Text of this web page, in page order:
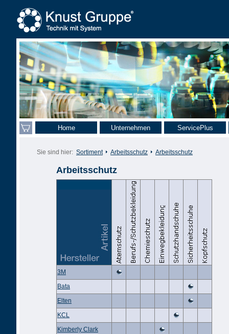
Home Unternehmen ServicePlus
Sie sind hier: Sortiment Arbeitsschutz Arbeitsschutz
Arbeitsschutz
3M
Bata
Elten
KCL
Kimberly Clark